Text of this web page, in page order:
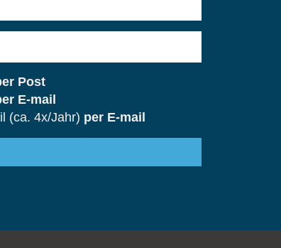
Post
E-mail
(ca. 4x/Jahr) per E-mail